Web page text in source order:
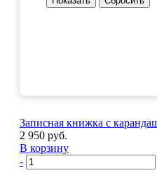
Записная книжка с
2 950 руб.
В корзину
-